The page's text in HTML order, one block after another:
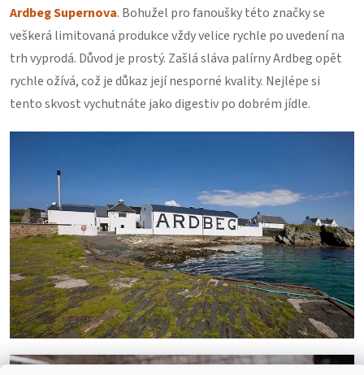
Ardbeg Supernova. Bohužel pro fanoušky této značky se
veškerá limitovaná produkce vždy velice rychle po uvedení na
trh vyprodá. Důvod je prostý. Zašlá sláva palírny Ardbeg opět
rychle ožívá, což je důkaz její nesporné kvality. Nejlépe si
tento skvost vychutnáte jako digestiv po dobrém jídle.